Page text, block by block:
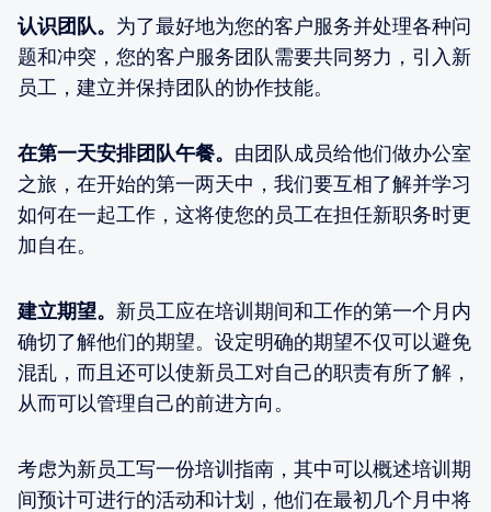
认识团队。 为了最好地为您的客户服务并处理各种问
题和冲突，您的客户服务团队需要共同努力，引入新
员工，建立并保持团队的协作技能。
在第一天安排团队午餐。 由团队成员给他们做办公室
之旅，在开始的第一两天中，我们要互相了解并学习
如何在一起工作，这将使您的员工在担任新职务时更
加自在。
建立期望。 新员工应在培训期间和工作的第一个月内
确切了解他们的期望。设定明确的期望不仅可以避免
混乱，而且还可以使新员工对自己的职责有所了解，
从而可以管理自己的前进方向。
考虑为新员工写一份培训指南，其中可以概述培训期
间预计可进行的活动和计划，他们在最初几个月中将